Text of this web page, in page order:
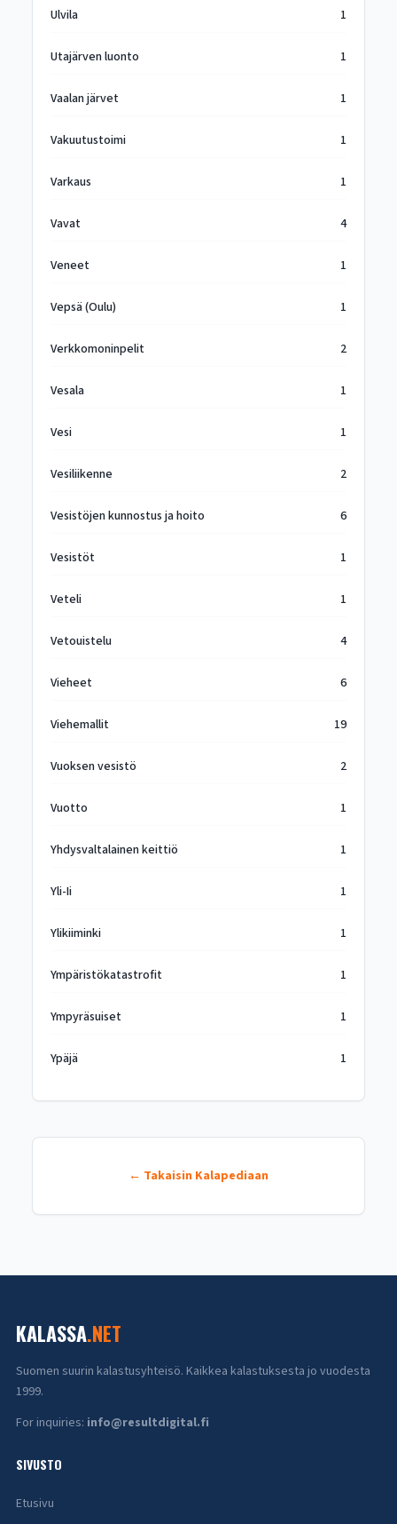
Ulvila 1
Utajärven luonto 1
Vaalan järvet 1
Vakuutustoimi 1
Varkaus 1
Vavat 4
Veneet 1
Vepsä (Oulu) 1
Verkkomoninpelit 2
Vesala 1
Vesi 1
Vesiliikenne 2
Vesistöjen kunnostus ja hoito 6
Vesistöt 1
Veteli 1
Vetouistelu 4
Vieheet 6
Viehemallit 19
Vuoksen vesistö 2
Vuotto 1
Yhdysvaltalainen keittiö 1
Yli-Ii 1
Ylikiiminki 1
Ympäristökatastrofit 1
Ympyräsuiset 1
Ypäjä 1
← Takaisin Kalapediaan
KALASSA.NET
Suomen suurin kalastusyhteisö. Kaikkea kalastuksesta jo vuodesta
1999.
For inquiries: info@resultdigital.fi
SIVUSTO
Etusivu